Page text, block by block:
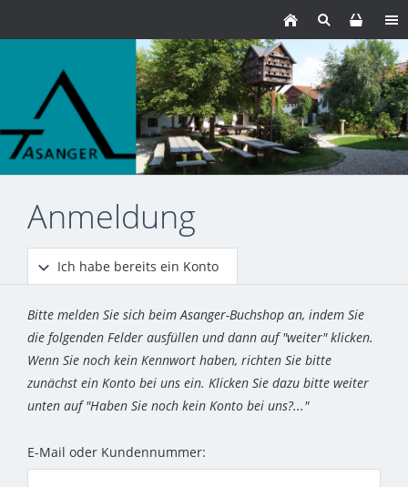
Anmeldung
Ich habe bereits ein Konto
Bitte melden Sie sich beim Asanger-Buchshop an, indem Sie
die folgenden Felder ausfüllen und dann auf "weiter" klicken.
Wenn Sie noch kein Kennwort haben, richten Sie bitte
zunächst ein Konto bei uns ein. Klicken Sie dazu bitte weiter
unten auf "Haben Sie noch kein Konto bei uns?..."
E-Mail oder Kundennummer: